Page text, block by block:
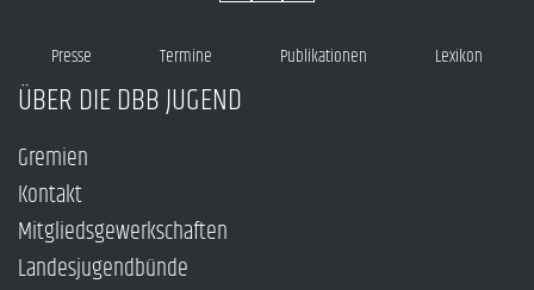
Presse Termine Publikationen Lexikon
ÜBER DIE DBB JUGEND
Gremien
Kontakt
Mitgliedsgewerkschaften
Landesjugendbünde